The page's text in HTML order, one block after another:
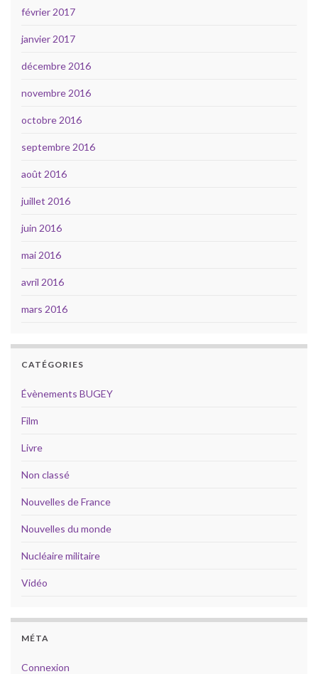
février 2017
janvier 2017
décembre 2016
novembre 2016
octobre 2016
septembre 2016
août 2016
juillet 2016
juin 2016
mai 2016
avril 2016
mars 2016
CATÉGORIES
Évènements BUGEY
Film
Livre
Non classé
Nouvelles de France
Nouvelles du monde
Nucléaire militaire
Vidéo
MÉTA
Connexion